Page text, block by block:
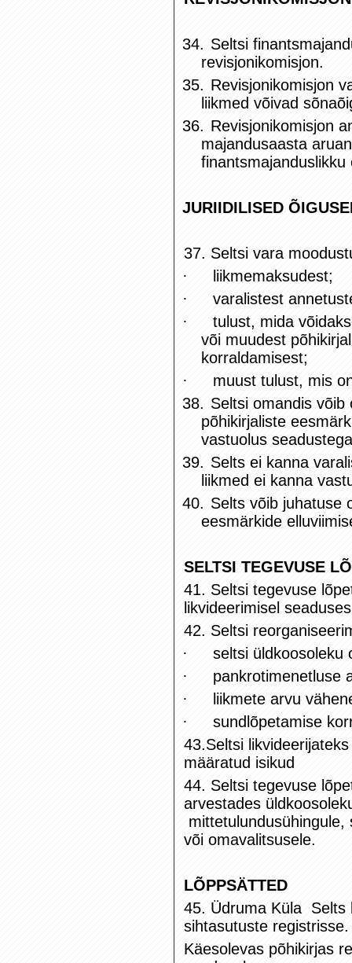
34. Seltsi
revisjonikomisjon.
35. Revisjonikomisjon
liikmed võivad
36. Revisjonikomisjon
majandusaasta
finantsmajanduslikku
JURIIDILISED
37. Seltsi vara
·
liikmemaksudest;
·
varalistest
·
tulust, mida
või muudest
korraldamisest;
·
muust tulust, mis
38. Seltsi omandis
põhikirjaliste
vastuolus
39. Selts ei kanna
liikmed ei kanna
40. Selts võib juhatuse
eesmärkide
SELTSI TEGEVUSE
41. Seltsi tegevuse
likvideerimisel
42. Seltsi
·
seltsi üldkoosoleku
·
pankrotimenetluse
·
liikmete arvu
·
sundlõpetamise
43.Seltsi
määratud isikud
44. Seltsi tegevuse
arvestades
mittetulundusühingule,
või omavalitsusele.
LÕPPSÄTTED
45. Üdruma Küla Selts
sihtasutuste registrisse.
Käesolevas põhikirjas